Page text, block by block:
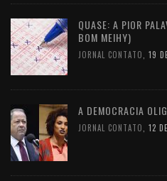
QUASE: A PIOR
BOM MEIHY)
JORNAL CONTATO 19
A DEMOCRACIA
JORNAL CONTATO 12